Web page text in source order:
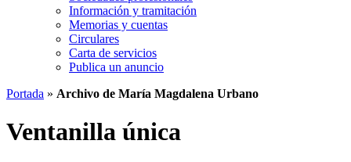
Información y tramitación
Memorias y cuentas
Circulares
Carta de servicios
Publica un anuncio
Portada » Archivo de María Magdalena Urbano
Ventanilla única